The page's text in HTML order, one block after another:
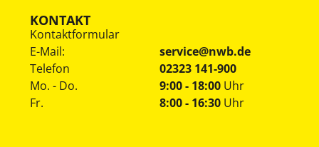
KONTAKT
Kontaktformular
E-Mail:
service@nwb.de
Telefon
02323 141-900
Mo. - Do.
Fr.
9:00 - 18:00 Uhr
8:00 - 16:30 Uhr